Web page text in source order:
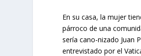
En su casa, la mujer
párroco de una
sería cano-nizado Juan
entrevistado por el